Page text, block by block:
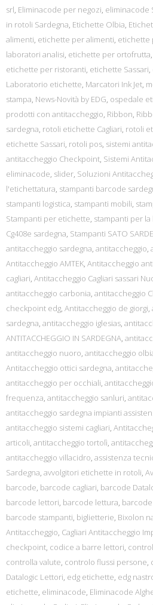
srl, Eliminacode per negozi, eliminacode
in rotoli Sardegna, Etichette Olbia,
alimenti, etichette per alimenti, etichette
laboratori analisi, etichette per ortofrutta,
etichette per ristoranti, etichette Sassari,
Laboratorio etichette, Marcatori Ink Jet,
stampa, News-Novità by EDG, ospedale
prodotti con antitaccheggio, Ribbon,
sardegna, rotoli etichette Cagliari, rotoli
etichette Sassari, rotoli pos, sistemi
antitaccheggio Checkpoint, Sistemi
eliminacode, slider, Soluzioni
l'etichettatura, stampanti barcode
stampanti logistica, stampanti mobili,
Stampanti per etichette, stampanti per la
Cg408e sardegna, Stampanti SATO
antitaccheggio sardegna, antitaccheggio,
Antitaccheggio AMTEK, Antitaccheggio
cagliari, Antitaccheggio Cagliari sassari
antitaccheggio carbonia, antitaccheggio
checkpoint edg, Antitaccheggio de giorgi,
sardegna, antitaccheggio iglesias,
ANTITACCHEGGIO IN SARDEGNA,
antitaccheggio nuoro, antitaccheggio
Antitaccheggio ottici sardegna,
antitaccheggio per occhiali,
frequenza, antitaccheggio sanluri,
antitaccheggio sardegna impianti
antitaccheggio sistemi cagliari,
articoli, antitaccheggio tortolì,
antitaccheggio villacidro, assistenza
Sardegna, avvolgitori etichette in rotoli,
barcode, barcode cagliari, barcode
barcode lettori, barcode lettura,
barcode stampanti, biglietterie, Bixolon
Antitaccheggio, Cagliari Antitaccheggio
checkpoint, codice a barre lettori,
controlla valute, controlo flussi persone,
Datalogic Lettori, edg etichette, edg
etichette, eliminacode, Eliminacode